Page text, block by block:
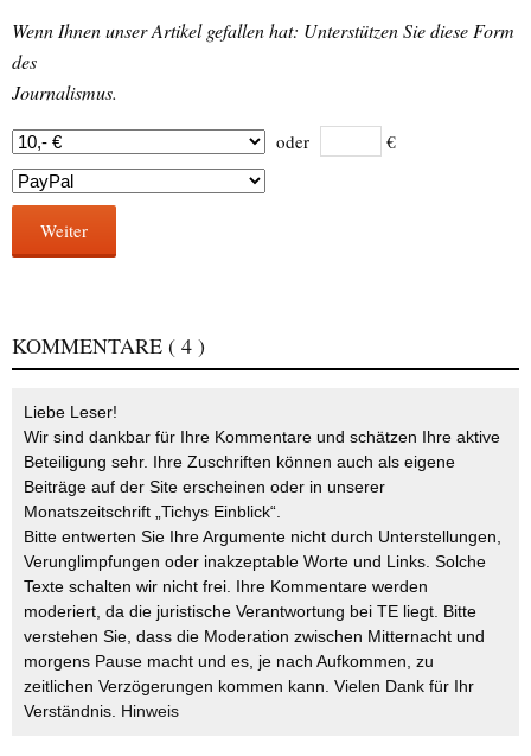
Wenn Ihnen unser Artikel gefallen hat: Unterstützen Sie diese Form
des
Journalismus.
oder €
Weiter
KOMMENTARE ( 4 )
Liebe Leser!
Wir sind dankbar für Ihre Kommentare und schätzen Ihre aktive
Beteiligung sehr. Ihre Zuschriften können auch als eigene
Beiträge auf der Site erscheinen oder in unserer
Monatszeitschrift „Tichys Einblick“.
Bitte entwerten Sie Ihre Argumente nicht durch Unterstellungen,
Verunglimpfungen oder inakzeptable Worte und Links. Solche
Texte schalten wir nicht frei. Ihre Kommentare werden
moderiert, da die juristische Verantwortung bei TE liegt. Bitte
verstehen Sie, dass die Moderation zwischen Mitternacht und
morgens Pause macht und es, je nach Aufkommen, zu
zeitlichen Verzögerungen kommen kann. Vielen Dank für Ihr
Verständnis. Hinweis